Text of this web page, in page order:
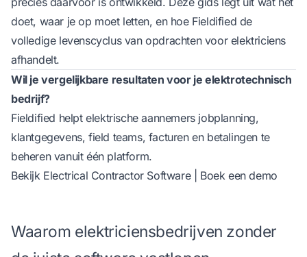
doet, waar je op moet letten, en hoe Fieldified de
volledige levenscyclus van opdrachten voor elektriciens
afhandelt.
Wil je vergelijkbare resultaten voor je elektrotechnisch
bedrijf?
Fieldified helpt elektrische aannemers jobplanning,
klantgegevens, field teams, facturen en betalingen te
beheren vanuit één platform.
Bekijk Electrical Contractor Software| Boek een demo
Waarom elektriciensbedrijven zonder